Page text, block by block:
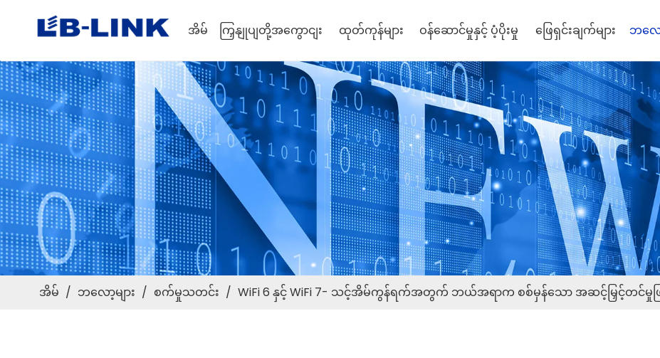
အိမ် ကြှနျုပျတို့အကွောငျး ထုတ်ကုန်များ ဝန်ဆောင်မှုနှင့် ပံ့ပိုးမှု ဖြေရှင်းချက်များ ဘလေ
အိမ် / ဘလော့များ / စက်မှုသတင်း / WiFi 6 နှင့် WiFi 7- သင့်အိမ်ကွန်ရက်အတွက် ဘယ်အရာက စစ်မှန်သော အဆင့်မြှင့်တင်မှုဖ